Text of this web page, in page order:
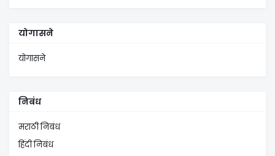
योगासने
योगासने
निबंध
मराठी निबंध
हिंदी निबंध